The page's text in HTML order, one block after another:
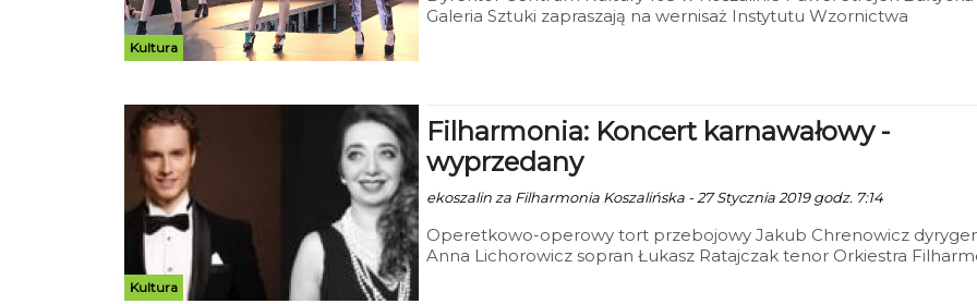
Kultura
Galeria Sztuki zapraszają na wernisaż Instytutu Wzornictwa
Kultura
Filharmonia: Koncert karnawałowy -
wyprzedany
ekoszalin za Filharmonia Koszalińska - 27 Stycznia 2019 godz. 7:14
Operetkowo-operowy tort przebojowy Jakub Chrenowicz
Anna Lichorowicz sopran Łukasz Ratajczak tenor Orkiestra